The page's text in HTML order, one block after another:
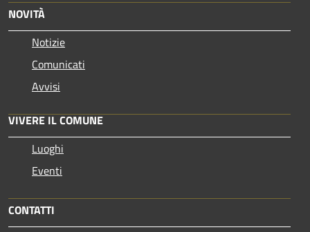
NOVITÀ
Notizie
Comunicati
Avvisi
VIVERE IL COMUNE
Luoghi
Eventi
CONTATTI